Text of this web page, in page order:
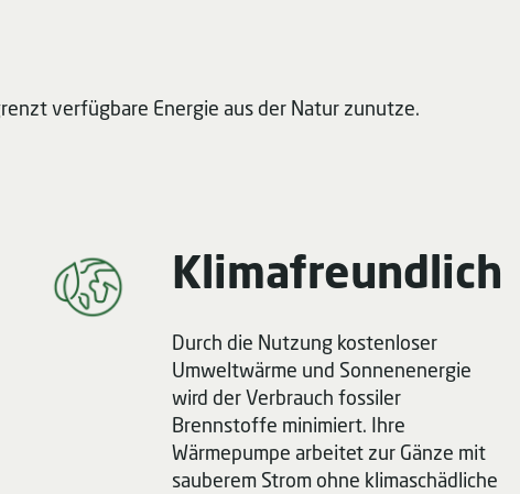
verfügbare Energie aus der Natur zunutze.
Klimafreundlich
Durch die Nutzung kostenloser
Umweltwärme und Sonnenenergie
wird der Verbrauch fossiler
Brennstoffe minimiert. Ihre
Wärmepumpe arbeitet zur Gänze mit
sauberem Strom ohne klimaschädliche